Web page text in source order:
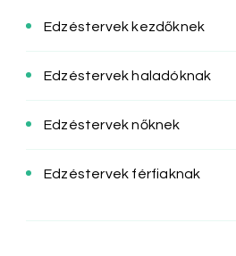
Edzéstervek kezdőknek
Edzéstervek haladóknak
Edzéstervek nőknek
Edzéstervek férfiaknak